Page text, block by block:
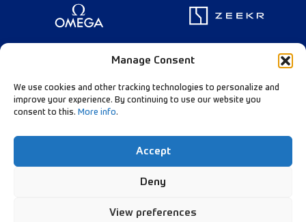
Manage Consent
We use cookies and other tracking technologies to personalize and
improve your experience. By continuing to use our website you
consent to this. More info.
Accept
Deny
View preferences
Founding Partner
Follow Our Channels:
Data Privacy